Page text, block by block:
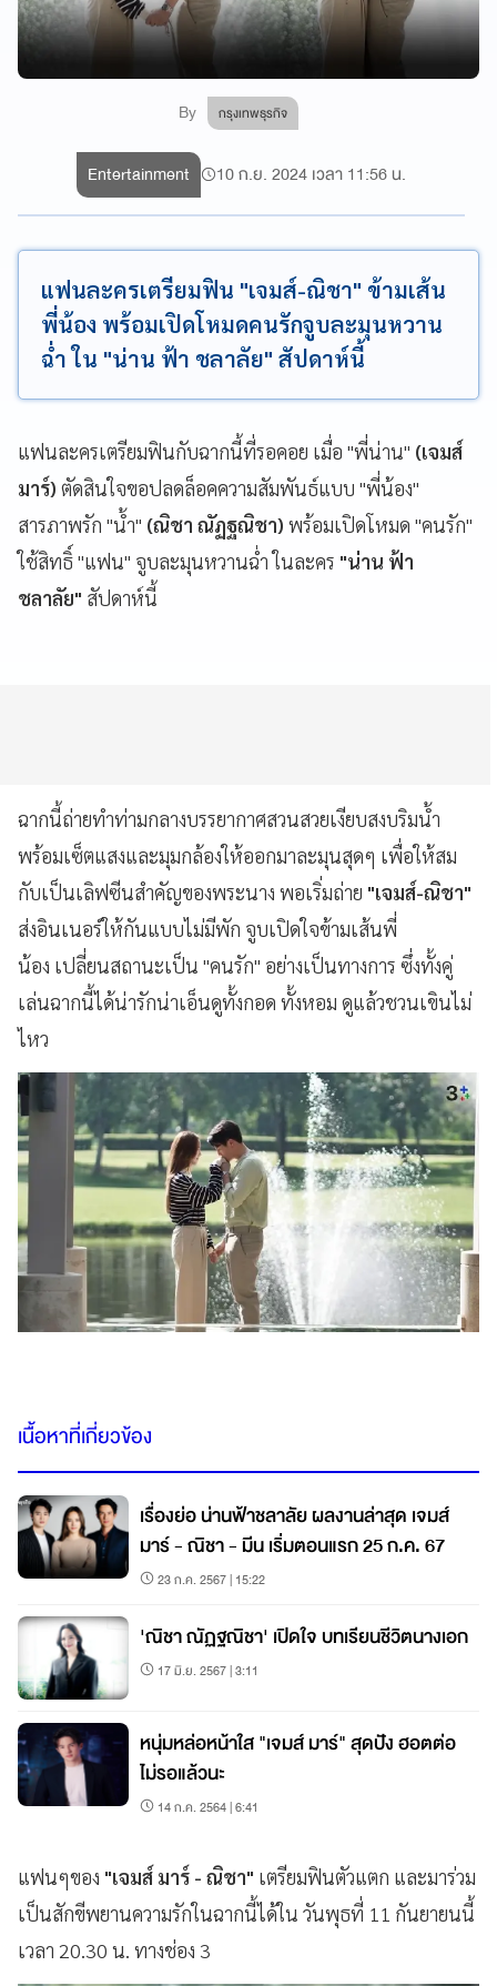
By กรุงเทพธุรกิจ
Entertainment 10 ก.ย. 2024 เวลา 11:56 น.
แฟนละครเตรียมฟิน "เจมส์-ณิชา" ข้ามเส้น
พี่น้อง พร้อมเปิดโหมดคนรักจูบละมุนหวาน
ฉ่ำ ใน "น่าน ฟ้า ชลาลัย" สัปดาห์นี้
แฟนละครเตรียมฟินกับฉากนี้ที่รอคอย เมื่อ "พี่น่าน" (เจมส์
มาร์) ตัดสินใจขอปลดล็อคความสัมพันธ์แบบ "พี่น้อง"
สารภาพรัก "น้ำ" (ณิชา ณัฏฐณิชา) พร้อมเปิดโหมด "คนรัก"
ใช้สิทธิ์ "แฟน" จูบละมุนหวานฉ่ำ ในละคร "น่าน ฟ้า
ชลาลัย" สัปดาห์นี้
ฉากนี้ถ่ายทำท่ามกลางบรรยากาศสวนสวยเงียบสงบริมน้ำ
พร้อมเซ็ตแสงและมุมกล้องให้ออกมาละมุนสุดๆ เพื่อให้สม
กับเป็นเลิฟซีนสำคัญของพระนาง พอเริ่มถ่าย "เจมส์-ณิชา"
ส่งอินเนอร์ให้กันแบบไม่มีพัก จูบเปิดใจข้ามเส้นพี่
น้อง เปลี่ยนสถานะเป็น "คนรัก" อย่างเป็นทางการ ซึ่งทั้งคู่
เล่นฉากนี้ได้น่ารักน่าเอ็นดูทั้งกอด ทั้งหอม ดูแล้วชวนเขินไม่
ไหว
เนื้อหาที่เกี่ยวข้อง
เรื่องย่อ น่านฟ้าชลาลัย ผลงานล่าสุด เจมส์
มาร์ - ณิชา - มีน เริ่มตอนแรก 25 ก.ค. 67
23 ก.ค. 2567 | 15:22
'ณิชา ณัฏฐณิชา' เปิดใจ บทเรียนชีวิตนางเอก
17 มิ.ย. 2567 | 3:11
หนุ่มหล่อหน้าใส "เจมส์ มาร์" สุดปัง ฮอตต่อ
ไม่รอแล้วนะ
14 ก.ค. 2564 | 6:41
แฟนๆของ "เจมส์ มาร์ - ณิชา" เตรียมฟินตัวแตก และมาร่วม
เป็นสักขีพยานความรักในฉากนี้ได้ใน วันพุธที่ 11 กันยายนนี้
เวลา 20.30 น. ทางช่อง 3